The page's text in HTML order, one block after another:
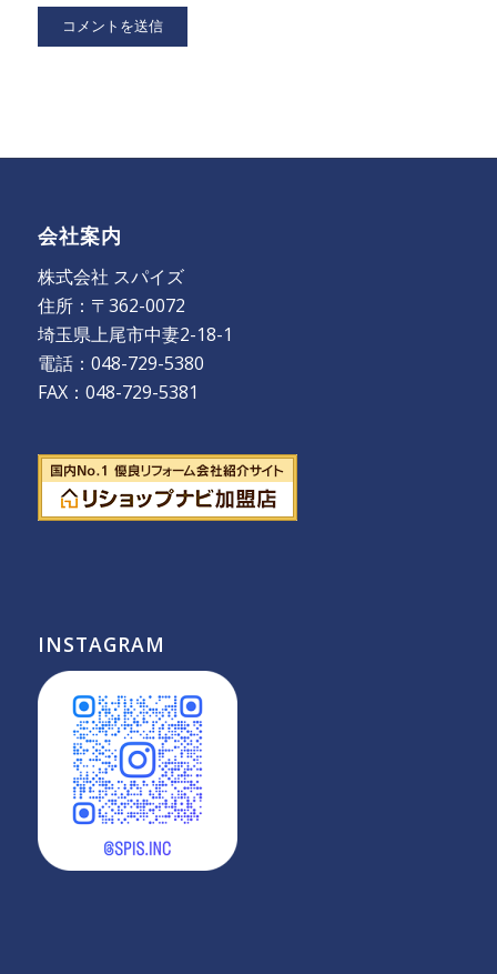
会社案内
株式会社 スパイズ
住所：〒362-0072
埼玉県上尾市中妻2-18-1
電話：048-729-5380
FAX：048-729-5381
INSTAGRAM